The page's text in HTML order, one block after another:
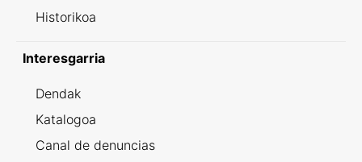
Historikoa
Interesgarria
Dendak
Katalogoa
Canal de denuncias